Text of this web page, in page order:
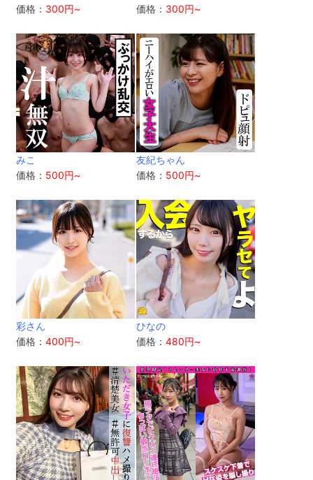
価格： 300円~
価格： 300円~
みこ
価格： 500円~
友紀ちゃん
価格： 500円~
彩さん
価格：400円~
ひなの
価格：480円~